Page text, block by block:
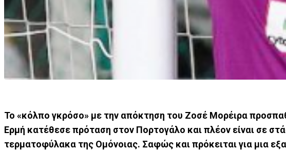
Το «κόλπο γκρόσο» με την απόκτηση του Ζοσέ Μορέιρα
Ερμή κατέθεσε πρόταση στον Πορτογάλο και πλέον είναι σε
τερματοφύλακα της Ομόνοιας. Σαφώς και πρόκειται για μια